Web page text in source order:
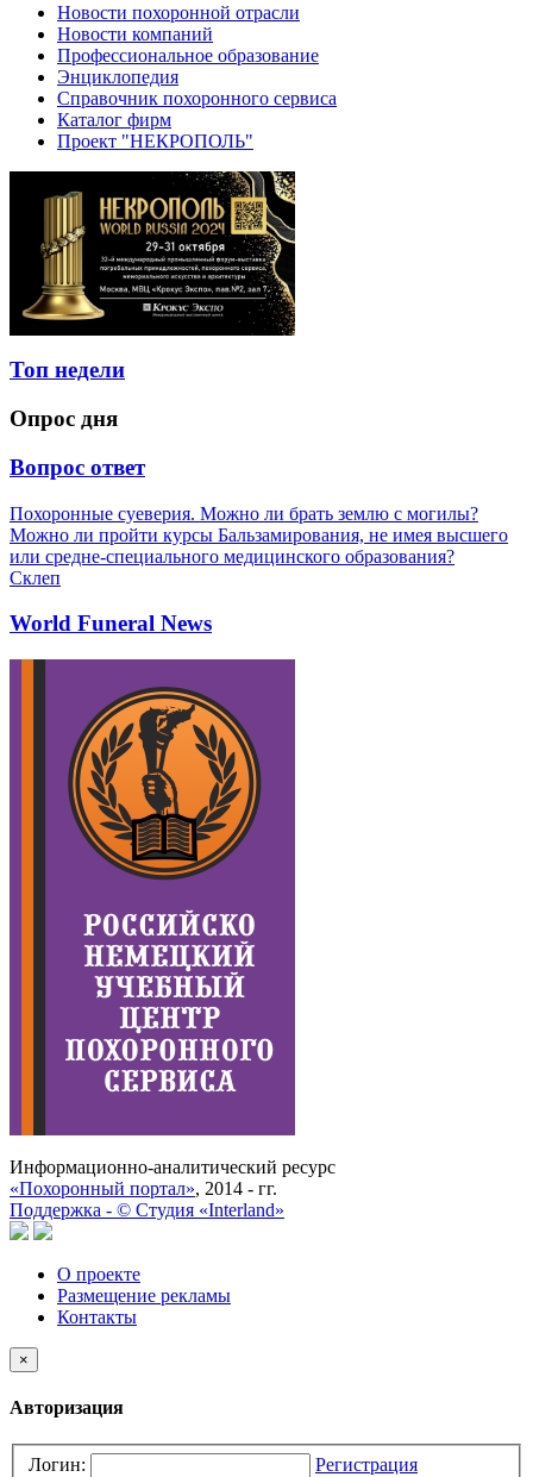
Новости похоронной отрасли
Новости компаний
Профессиональное образование
Энциклопедия
Справочник похоронного сервиса
Каталог фирм
Проект "НЕКРОПОЛЬ"
Топ недели
Опрос дня
Вопрос ответ
Похоронные суеверия. Можно ли брать землю с могилы?
Можно ли пройти курсы Бальзамирования, не имея высшего
или средне-специального медицинского образования?
Склеп
World Funeral News
Информационно-аналитический ресурс
«Похоронный портал», 2014 - гг.
Поддержка - © Cтудия «Interland»
О проекте
Размещение рекламы
Контакты
×
Авторизация
Логин: Регистрация